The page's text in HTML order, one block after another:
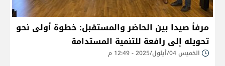
مرفأ صيدا بين الحاضر والمستقبل: خطوة أولى نحو
تحويله إلى رافعة للتنمية المستدامة
الخميس 04/أيلول/2025 - 12:49 م